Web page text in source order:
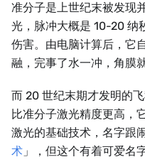
准分子是上世纪末被发现
光，脉冲大概是 10-20 纳
伤害。由电脑计算后，它
融，完事了水一冲，角膜
而 20 世纪末期才发明的
比准分子激光精度更高，
激光的基础技术，名字跟
术 」，但这个有着可爱名